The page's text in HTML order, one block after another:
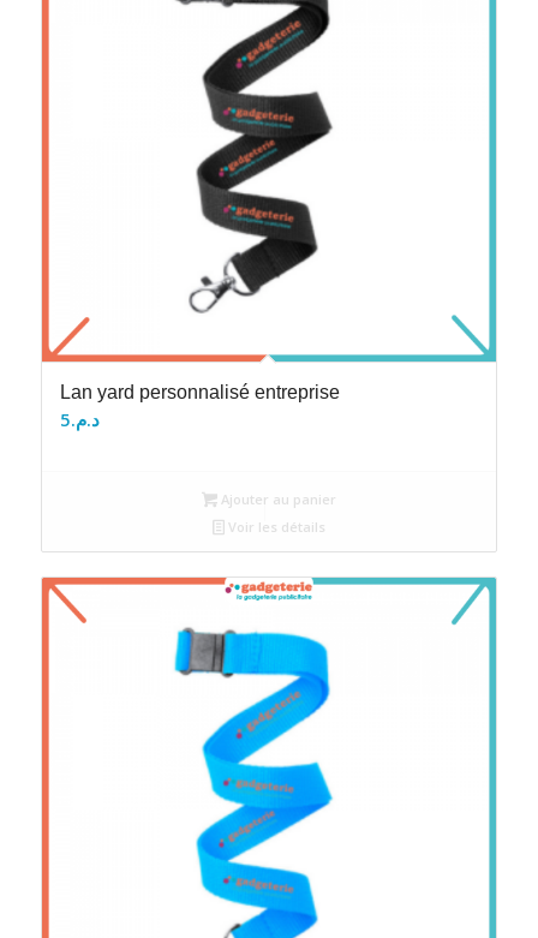
Lan yard personnalisé entreprise
د.م.5
Ajouter au panier
Voir les détails